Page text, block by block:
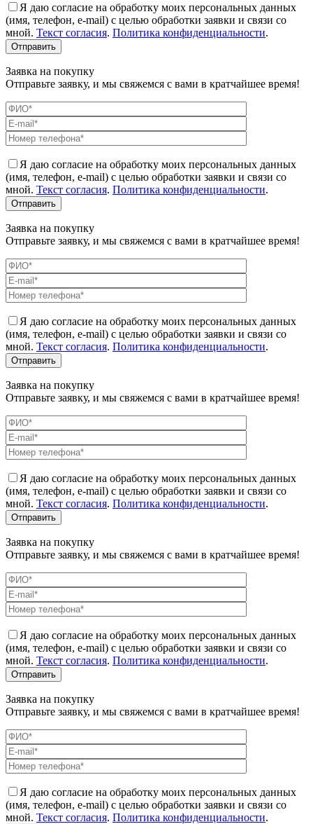
Я даю согласие на обработку моих персональных данных
(имя, телефон, e-mail) с целью обработки заявки и связи со
мной. Текст согласия. Политика конфиденциальности.
Заявка на покупку
Отправьте заявку, и мы свяжемся с вами в кратчайшее время!
Я даю согласие на обработку моих персональных данных
(имя, телефон, e-mail) с целью обработки заявки и связи со
мной. Текст согласия. Политика конфиденциальности.
Заявка на покупку
Отправьте заявку, и мы свяжемся с вами в кратчайшее время!
Я даю согласие на обработку моих персональных данных
(имя, телефон, e-mail) с целью обработки заявки и связи со
мной. Текст согласия. Политика конфиденциальности.
Заявка на покупку
Отправьте заявку, и мы свяжемся с вами в кратчайшее время!
Я даю согласие на обработку моих персональных данных
(имя, телефон, e-mail) с целью обработки заявки и связи со
мной. Текст согласия. Политика конфиденциальности.
Заявка на покупку
Отправьте заявку, и мы свяжемся с вами в кратчайшее время!
Я даю согласие на обработку моих персональных данных
(имя, телефон, e-mail) с целью обработки заявки и связи со
мной. Текст согласия. Политика конфиденциальности.
Заявка на покупку
Отправьте заявку, и мы свяжемся с вами в кратчайшее время!
Я даю согласие на обработку моих персональных данных
(имя, телефон, e-mail) с целью обработки заявки и связи со
мной. Текст согласия. Политика конфиденциальности.